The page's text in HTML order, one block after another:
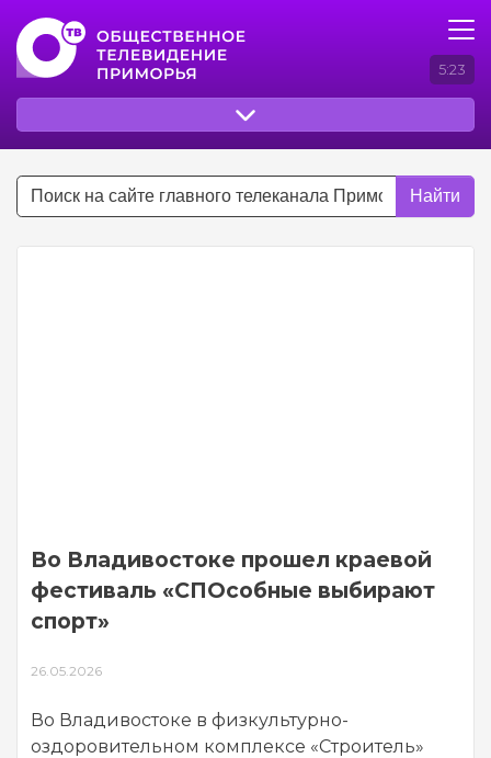
5:23
Найти
Во Владивостоке прошел краевой
фестиваль «СПОсобные выбирают
спорт»
26.05.2026
Во Владивостоке в физкультурно-
оздоровительном комплексе «Строитель»